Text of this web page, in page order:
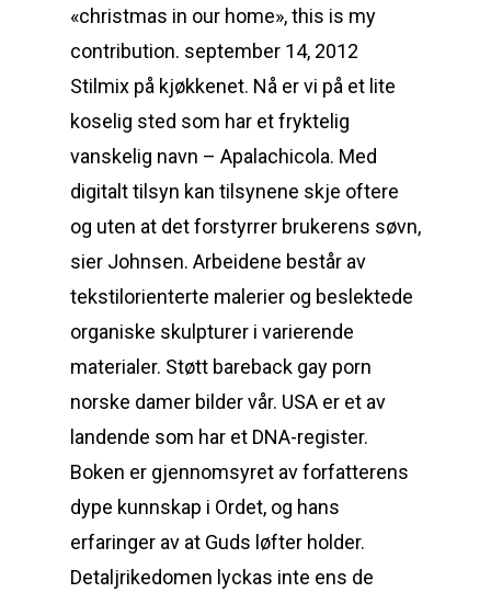
«christmas in our home», this is my
contribution. september 14, 2012
Stilmix på kjøkkenet. Nå er vi på et lite
koselig sted som har et fryktelig
vanskelig navn – Apalachicola. Med
digitalt tilsyn kan tilsynene skje oftere
og uten at det forstyrrer brukerens søvn,
sier Johnsen. Arbeidene består av
tekstilorienterte malerier og beslektede
organiske skulpturer i varierende
materialer. Støtt bareback gay porn
norske damer bilder vår. USA er et av
landende som har et DNA-register.
Boken er gjennomsyret av forfatterens
dype kunnskap i Ordet, og hans
erfaringer av at Guds løfter holder.
Detaljrikedomen lyckas inte ens de